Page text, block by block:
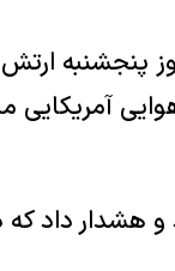
پنجشنبه
آمریکایی
هشدار داد که